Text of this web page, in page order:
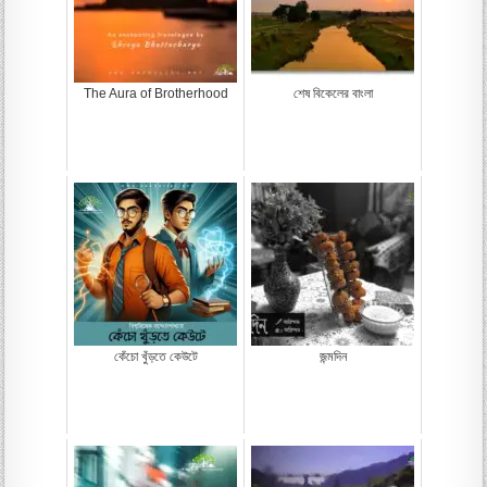
The Aura of Brotherhood শেষ বিকেলের বাংলা
কেঁচো খুঁড়তে কেউটে জন্মদিন